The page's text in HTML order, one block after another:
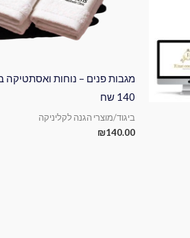
140 שח
ביגוד/מוצרי הגנה לקליניקה
₪140.00